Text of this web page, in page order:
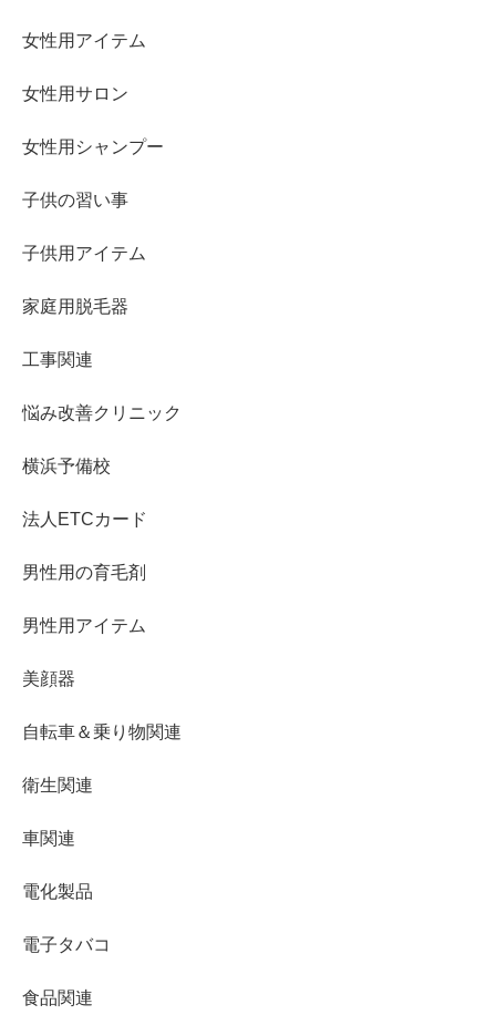
女性用アイテム
女性用サロン
女性用シャンプー
子供の習い事
子供用アイテム
家庭用脱毛器
工事関連
悩み改善クリニック
横浜予備校
法人ETCカード
男性用の育毛剤
男性用アイテム
美顔器
自転車＆乗り物関連
衛生関連
車関連
電化製品
電子タバコ
食品関連